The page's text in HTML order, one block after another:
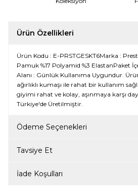
Ürün Özellikleri
Ürün Kodu : E-PRSTGESKT6Marka :
Pamuk %17 Polyamid %3 ElastanPaket
Alanı : Günlük Kullanıma Uygundur.
ağırlıklı kumaşı ile rahat bir kullanım
giyimi rahat ve kolay, aşınmaya karşı
Türkiye'de Üretilmiştir.
Ödeme Seçenekleri
Tavsiye Et
İade Koşulları